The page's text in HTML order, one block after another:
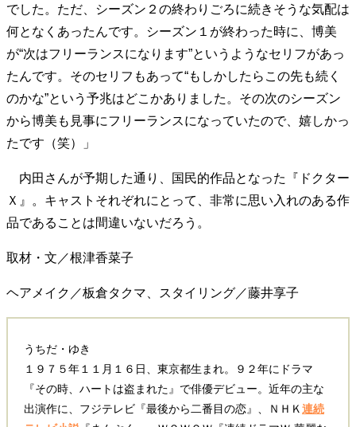
でした。ただ、シーズン２の終わりごろに続きそうな気配は
何となくあったんです。シーズン１が終わった時に、博美
が“次はフリーランスになります”というようなセリフがあっ
たんです。そのセリフもあって“もしかしたらこの先も続く
のかな”という予兆はどこかありました。その次のシーズン
から博美も見事にフリーランスになっていたので、嬉しかっ
たです（笑）」
内田さんが予期した通り、国民的作品となった『ドクター
Ｘ』。キャストそれぞれにとって、非常に思い入れのある作
品であることは間違いないだろう。
取材・文／根津香菜子
ヘアメイク／板倉タクマ、スタイリング／藤井享子
うちだ・ゆき
１９７５年１１月１６日、東京都生まれ。９２年にドラマ
『その時、ハートは盗まれた』で俳優デビュー。近年の主な
出演作に、フジテレビ『最後から二番目の恋』、ＮＨＫ 連続